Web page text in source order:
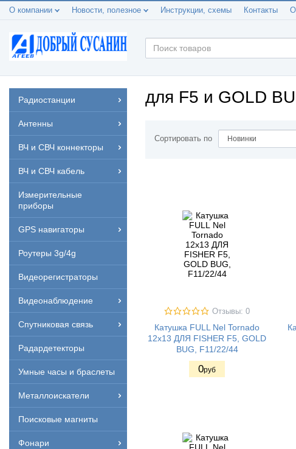
О компании Новости, полезное Инструкции, схемы Контакты
Радиостанции
Антенны
ВЧ и СВЧ коннекторы
ВЧ и СВЧ кабель
Измерительные
приборы
GPS навигаторы
Роутеры 3g/4g
Видеорегистраторы
Видеонаблюдение
Спутниковая связь
Радардетекторы
Умные часы и браслеты
Металлоискатели
Поисковые магниты
Фонари
для F5 и GOLD
Сортировать по
Отзывы: 0
Катушка FULL Nel Tornado
12х13 ДЛЯ FISHER F5, GOLD
BUG, F11/22/44
0руб